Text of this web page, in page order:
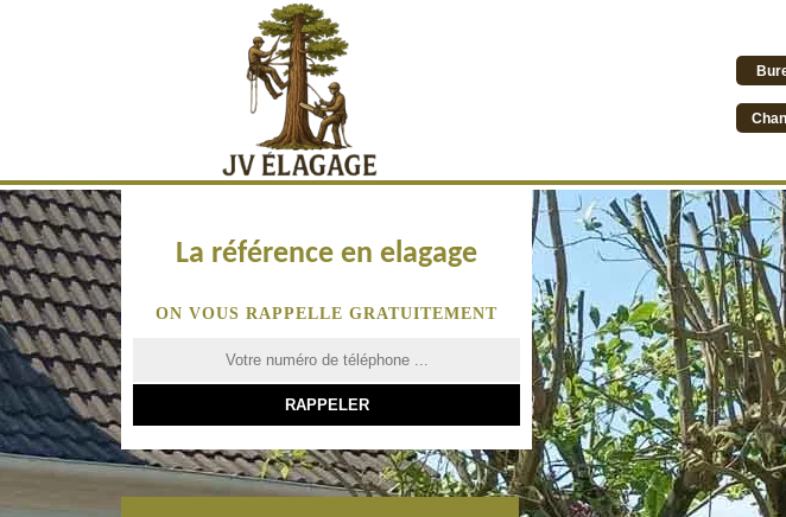
La référence en elagage
ON VOUS RAPPELLE GRATUITEMENT